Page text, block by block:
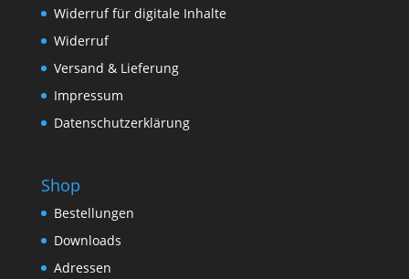
Widerruf für digitale Inhalte
Widerruf
Versand & Lieferung
Impressum
Datenschutzerklärung
Shop
Bestellungen
Downloads
Adressen